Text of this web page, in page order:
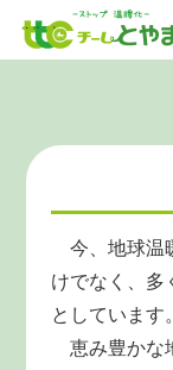
今、地球温
けでなく、多
としています。
恵み豊かな